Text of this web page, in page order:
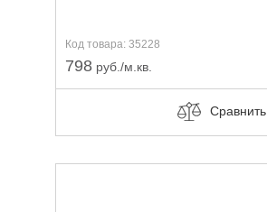
Код товара: 35228
798 руб./м.кв.
Сравнить